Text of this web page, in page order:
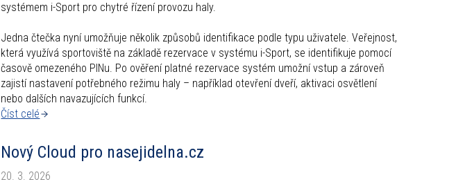
systémem i-Sport pro chytré řízení provozu haly.
Jedna čtečka nyní umožňuje několik způsobů identifikace podle typu uživatele. Veřejnost,
která využívá sportoviště na základě rezervace v systému i-Sport, se identifikuje pomocí
časově omezeného PINu. Po ověření platné rezervace systém umožní vstup a zároveň
zajistí nastavení potřebného režimu haly – například otevření dveří, aktivaci osvětlení
nebo dalších navazujících funkcí.
Číst celé
Nový Cloud pro nasejidelna.cz
20. 3. 2026